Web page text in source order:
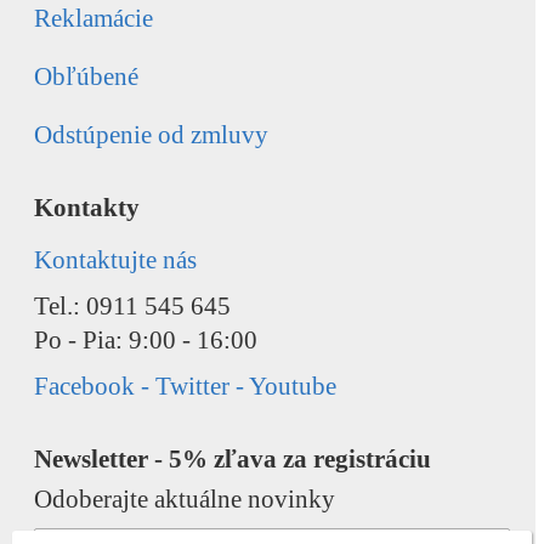
Reklamácie
Obľúbené
Odstúpenie od zmluvy
Kontakty
Kontaktujte nás
Tel.: 0911 545 645
Po - Pia: 9:00 - 16:00
Facebook - Twitter - Youtube
Newsletter - 5% zľava za registráciu
Odoberajte aktuálne novinky